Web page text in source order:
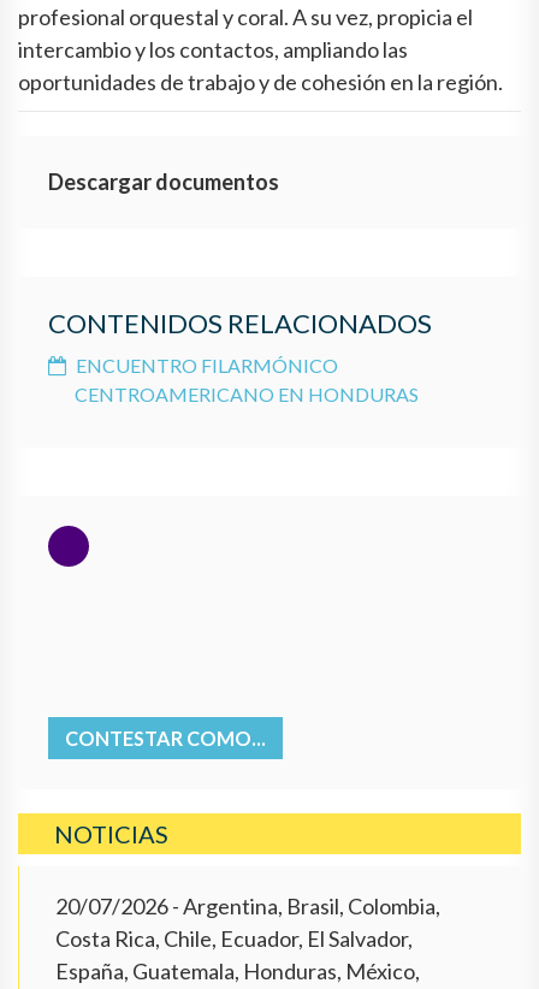
profesional orquestal y coral. A su vez, propicia el
intercambio y los contactos, ampliando las
oportunidades de trabajo y de cohesión en la región.
Descargar documentos
CONTENIDOS RELACIONADOS
ENCUENTRO FILARMÓNICO
CENTROAMERICANO EN HONDURAS
CONTESTAR COMO...
NOTICIAS
20/07/2026- Argentina, Brasil, Colombia,
Costa Rica, Chile, Ecuador, El Salvador,
España, Guatemala, Honduras, México,